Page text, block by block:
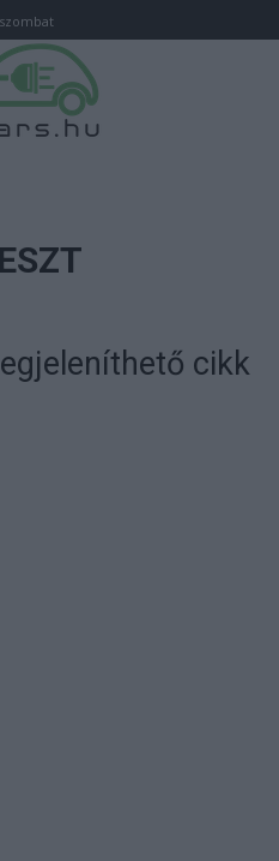
cikk